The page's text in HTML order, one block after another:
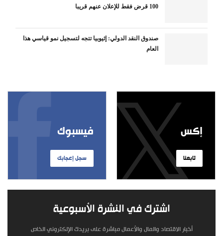
100 قرض فقط للإعلان عنهم قريبا
صندوق النقد الدولي: إثيوبيا تتجه لتسجيل نمو قياسي هذا
العام
فيسبوك
سجل إعجابك
إكس
تابعنا
اشترك في النشرة الأسبوعية
أخبار الاقتصاد والمال والأعمال مباشرة على بريدك الإلكتروني الخاص